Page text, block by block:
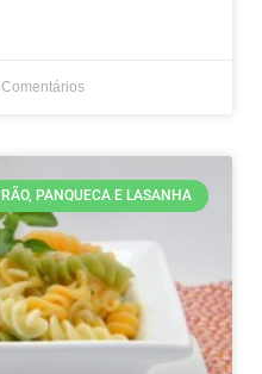
PANQUECA E LASANHA